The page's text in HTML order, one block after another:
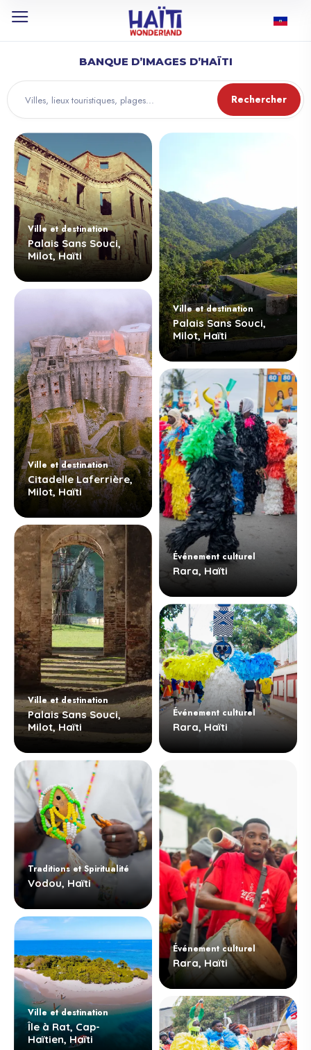
BANQUE D’IMAGES D’HAÏTI
Rechercher
Ville et destination
Palais Sans Souci,
Milot, Haïti
Ville et destination
Palais Sans Souci,
Milot, Haïti
Ville et destination
Citadelle Laferrière,
Milot, Haïti
Événement culturel
Rara, Haïti
Ville et destination
Palais Sans Souci,
Milot, Haïti
Événement culturel
Rara, Haïti
Événement culturel
Rara, Haïti
Traditions et Spiritualité
Vodou, Haïti
Ville et destination
Île à Rat, Cap-
Haïtien, Haïti